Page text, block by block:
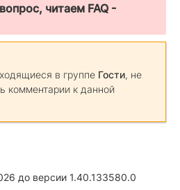
читаем FAQ -
в группе Гости, не
комментарии к данной
до версии 1.40.133580.0